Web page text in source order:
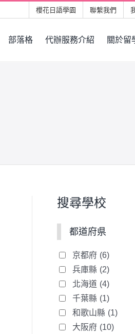
櫻花日語學園 聯繫我們
部落格 代辦服務介紹 關於留
搜尋學校
都道府県
京都府 (6)
兵庫縣 (2)
北海道 (4)
千葉縣 (1)
和歌山縣 (1)
大阪府 (10)